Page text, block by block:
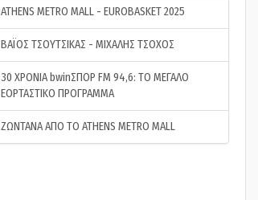
ATHENS METRO MALL - EUROBASKET 2025
ΒΑΪΟΣ ΤΣΟΥΤΣΙΚΑΣ - ΜΙΧΑΛΗΣ ΤΣΟΧΟΣ
30 ΧΡΟΝΙΑ bwinΣΠΟΡ FM 94,6: ΤΟ ΜΕΓΑΛΟ
ΕΟΡΤΑΣΤΙΚΟ ΠΡΟΓΡΑΜΜΑ
ΖΩΝΤΑΝΑ ΑΠΟ ΤΟ ATHENS METRO MALL